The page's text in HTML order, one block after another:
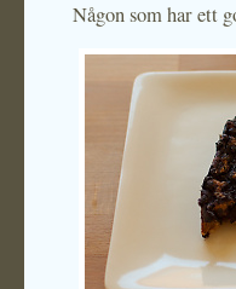
Någon som har ett